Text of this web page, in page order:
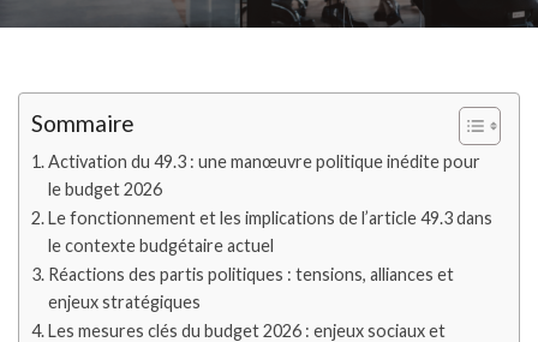
Sommaire
Activation du 49.3 : une manœuvre politique inédite pour
le budget 2026
Le fonctionnement et les implications de l’article 49.3 dans
le contexte budgétaire actuel
Réactions des partis politiques : tensions, alliances et
enjeux stratégiques
Les mesures clés du budget 2026 : enjeux sociaux et